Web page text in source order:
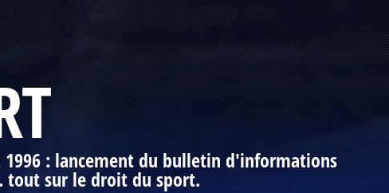
: lancement du bulletin d'informations
tout sur le droit du sport.